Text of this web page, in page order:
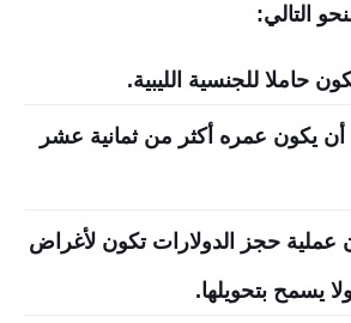
التالي:
حاملا للجنسية الليبية.
يكون عمره أكثر من ثمانية عشر
عملية حجز الدولارات تكون لأغراض
يسمح بتحويلها.